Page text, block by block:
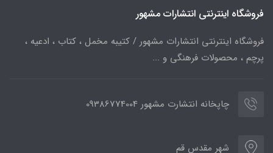
فروشگاه اینترنتی انتشارات مشهور
فروشگاه اینترنتی انتشارات مشهور / کتیبه مخمل ، کتاب ، ادعیه ،
پرچم ، محصولات فرهنگی و ...
چاپخانه انتشارت مشهور 09386774004
شهر مقدس قم